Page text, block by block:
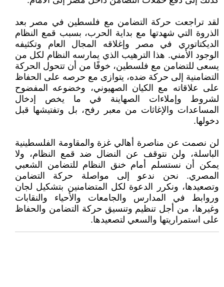
لقد تراجعت حركة التضامن مع فلسطين في مصر بعد
الذروة التي شهدتها مع بداية الحرب، بسبب قمع النظام
الديكتاتوري في مصر وإغلاقه المجال العام وتكثيفه
الوجود الأمني. هذا الترهيب الذي يمارسه النظام لكل من
يسعى للتضامن مع فلسطين، خوفًا من أن تتحول الحركة
التضامنية إلى حركة ضده، يتوازى مع حرصه على الحفاظ
على علاقاته مع الكيان الصهيوني، وخضوعه المفضوح
لشروط وإملاءات الصهاينة في ما يخص إدخال
المساعدات والإغاثات من معبر رفح، بل وتفتيشها قبل
دخولها.
لن نصمت عن مناصرة أهالي غزة والمقاومة الفلسطينية
الباسلة، ولن نتوقف عن النضال ضد قمع النظام، ولا
يمكن أن نستسلم أمام خنق النظام للتضامن الشعبي
المصري. نحن ندعو إلى مواصلة حركة التضامن
وتصعيدها، ونكرر الدعوة لكل المتضامنين بتشكيل لجان
وروابط في المدارس والجامعات والأحياء والنقابات
وغيرها، من أجل تنظيم وتنسيق حركة التضامن والحفاظ
على استمراريتها والسعي لتصعيدها.